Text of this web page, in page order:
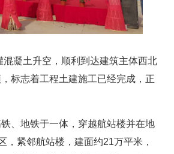
凝土升空，顺利到达建筑主体西北
标志着工程土建施工已经完成，正
、地铁于一体，穿越航站楼并在地
，紧邻航站楼，建面约21万平米，